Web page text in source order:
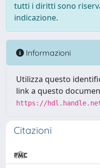
tutti i diritti sono
indicazione.
Informazioni
Utilizza questo
link a questo
https://
Citazioni